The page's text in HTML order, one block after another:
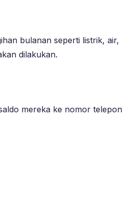
bulanan seperti listrik, air,
dilakukan.
mereka ke nomor telepon